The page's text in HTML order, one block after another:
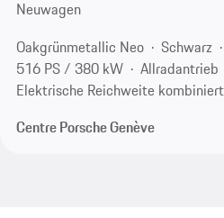
Neuwagen
Oakgrünmetallic Neo
Schwarz
516 PS / 380 kW
Allradantrieb
Elektrische Reichweite
Centre Porsche Genève